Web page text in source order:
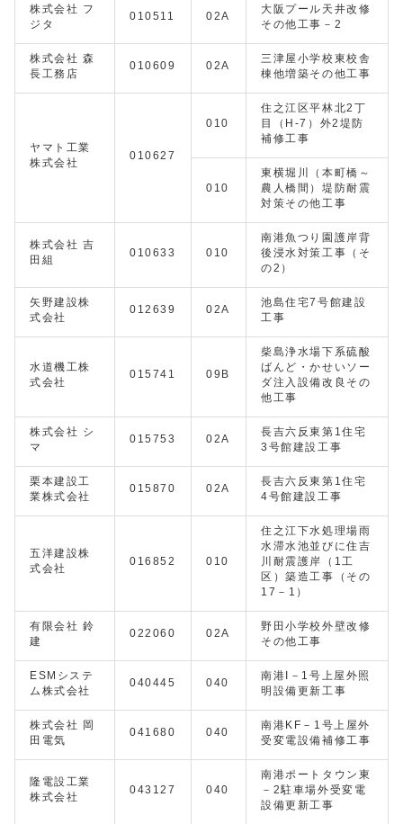
株式会社 フ
ジタ
010511 02A
大阪プール天井改修
その他工事－2
株式会社 森
長工務店
010609 02A
三津屋小学校東校舎
棟他増築その他工事
ヤマト工業
株式会社
010627
010
住之江区平林北2丁
目（H-7）外2堤防
補修工事
010
東横堀川（本町橋～
農人橋間）堤防耐震
対策その他工事
株式会社 吉
田組
010633 010
南港魚つり園護岸背
後浸水対策工事（そ
の2）
矢野建設株
式会社
012639 02A
池島住宅7号館建設
工事
水道機工株
式会社
015741 09B
柴島浄水場下系硫酸
ばんど・かせいソー
ダ注入設備改良その
他工事
株式会社 シ
マ
015753 02A
長吉六反東第1住宅
3号館建設工事
栗本建設工
業株式会社
015870 02A
長吉六反東第1住宅
4号館建設工事
五洋建設株
式会社
016852 010
住之江下水処理場雨
水滞水池並びに住吉
川耐震護岸（1工
区）築造工事（その
17－1）
有限会社 鈴
建
022060 02A
野田小学校外壁改修
その他工事
ESMシステ
ム株式会社
040445 040
南港I－1号上屋外照
明設備更新工事
株式会社 岡
田電気
041680 040
南港KF－1号上屋外
受変電設備補修工事
隆電設工業
株式会社
043127 040
南港ポートタウン東
－2駐車場外受変電
設備更新工事